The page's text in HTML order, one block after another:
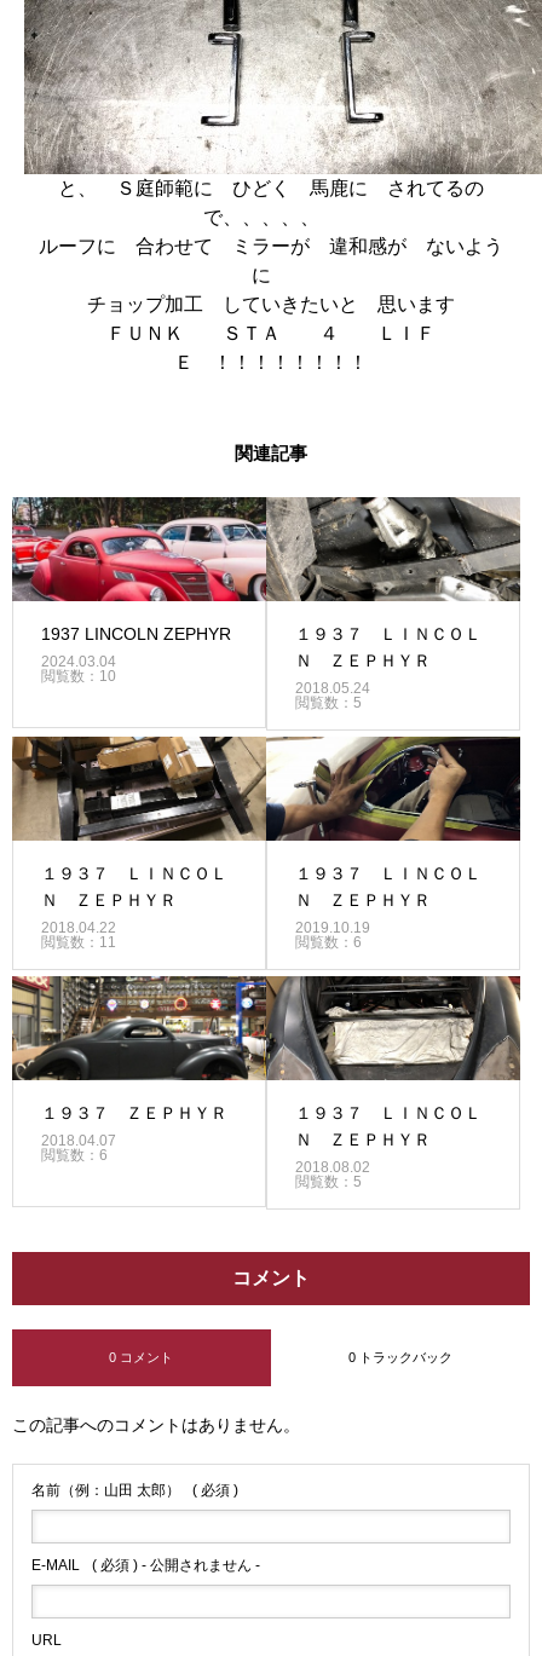
と、 Ｓ庭師範に ひどく 馬鹿に されてるの
で、、、、、
ルーフに 合わせて ミラーが 違和感が ないよう
に
チョップ加工 していきたいと 思います
ＦＵＮＫ ＳＴＡ ４ ＬＩＦ
Ｅ ！！！！！！！！
関連記事
1937 LINCOLN ZEPHYR
2024.03.04
閲覧数：10
１９３７ ＬＩＮＣＯＬ
Ｎ ＺＥＰＨＹＲ
2018.05.24
閲覧数：5
１９３７ ＬＩＮＣＯＬ
Ｎ ＺＥＰＨＹＲ
2018.04.22
閲覧数：11
１９３７ ＬＩＮＣＯＬ
Ｎ ＺＥＰＨＹＲ
2019.10.19
閲覧数：6
１９３７ ＺＥＰＨＹＲ
2018.04.07
閲覧数：6
１９３７ ＬＩＮＣＯＬ
Ｎ ＺＥＰＨＹＲ
2018.08.02
閲覧数：5
コメント
0 コメント 0 トラックバック
この記事へのコメントはありません。
名前（例：山田 太郎） ( 必須 )
E-MAIL ( 必須 ) - 公開されません -
URL